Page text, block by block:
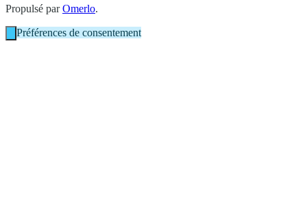
Propulsé parOmerlo.
Préférences de consentement